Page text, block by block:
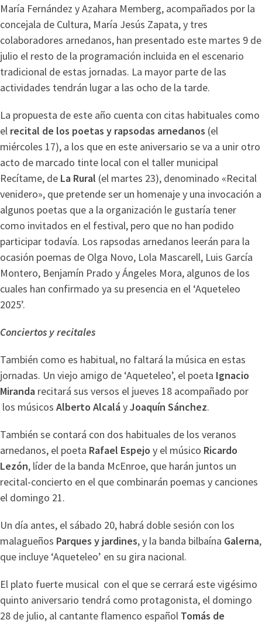
María Fernández y Azahara Memberg, acompañados por la
concejala de Cultura, María Jesús Zapata, y tres
colaboradores arnedanos, han presentado este martes 9 de
julio el resto de la programación incluida en el escenario
tradicional de estas jornadas. La mayor parte de las
actividades tendrán lugar a las ocho de la tarde.
La propuesta de este año cuenta con citas habituales como
el recital de los poetas y rapsodas arnedanos (el
miércoles 17), a los que en este aniversario se va a unir otro
acto de marcado tinte local con el taller municipal
Recítame, de La Rural (el martes 23), denominado «Recital
venidero», que pretende ser un homenaje y una invocación a
algunos poetas que a la organización le gustaría tener
como invitados en el festival, pero que no han podido
participar todavía. Los rapsodas arnedanos leerán para la
ocasión poemas de Olga Novo, Lola Mascarell, Luis García
Montero, Benjamín Prado y Ángeles Mora, algunos de los
cuales han confirmado ya su presencia en el ‘Aqueteleo
2025’.
Conciertos y recitales
También como es habitual, no faltará la música en estas
jornadas. Un viejo amigo de ‘Aqueteleo’, el poeta Ignacio
Miranda recitará sus versos el jueves 18 acompañado por
los músicos Alberto AlcaláyJoaquín Sánchez.
También se contará con dos habituales de los veranos
arnedanos, el poeta Rafael Espejo y el músico Ricardo
Lezón, líder de la banda McEnroe, que harán juntos un
recital-concierto en el que combinarán poemas y canciones
el domingo 21.
Un día antes, el sábado 20, habrá doble sesión con los
malagueños Parques y jardines, y la banda bilbaína Galerna,
que incluye ‘Aqueteleo’ en su gira nacional.
El plato fuerte musical con el que se cerrará este vigésimo
quinto aniversario tendrá como protagonista, el domingo
28 de julio, al cantante flamenco español Tomás de